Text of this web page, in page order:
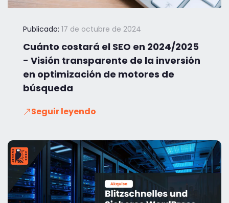
Publicado: 17 de octubre de 2024
Cuánto costará el SEO en 2024/2025
- Visión transparente de la inversión
en optimización de motores de
búsqueda
Seguir leyendo